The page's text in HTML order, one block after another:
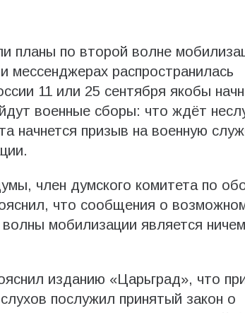
планы по второй волне
мессенджерах распространилась
11 или 25 сентября якобы
военные сборы: что ждёт
начнется призыв на военную
член думского комитета по
что сообщения о
мобилизации является
изданию «Царьград», что
послужил принятый закон о